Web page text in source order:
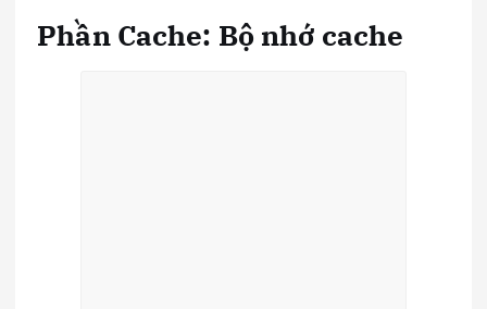
Phần Cache: Bộ nhớ cache